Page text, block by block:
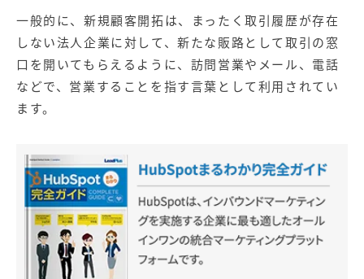
一般的に、新規顧客開拓は、まったく取引履歴が存在
しない法人企業に対して、新たな販路として取引の窓
口を開いてもらえるように、訪問営業やメール、電話
などで、営業することを指す言葉として利用されてい
ます。